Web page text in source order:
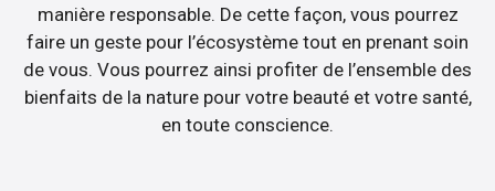
manière responsable. De cette façon, vous pourrez
faire un geste pour l’écosystème tout en prenant soin
de vous. Vous pourrez ainsi profiter de l’ensemble des
bienfaits de la nature pour votre beauté et votre santé,
en toute conscience.